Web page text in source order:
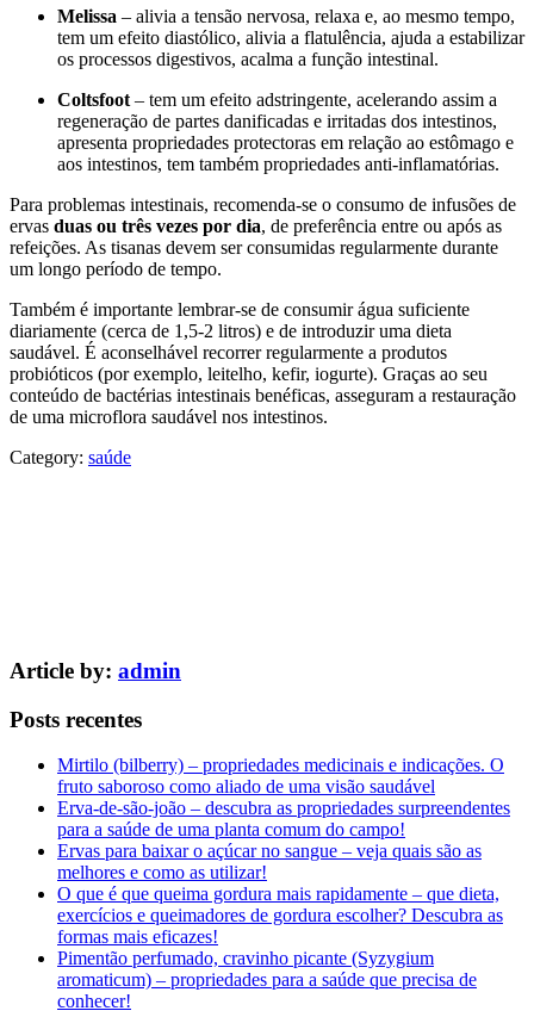
Melissa – alivia a tensão nervosa, relaxa e, ao mesmo tempo,
tem um efeito diastólico, alivia a flatulência, ajuda a estabilizar
os processos digestivos, acalma a função intestinal.
Coltsfoot – tem um efeito adstringente, acelerando assim a
regeneração de partes danificadas e irritadas dos intestinos,
apresenta propriedades protectoras em relação ao estômago e
aos intestinos, tem também propriedades anti-inflamatórias.
Para problemas intestinais, recomenda-se o consumo de infusões de
ervas duas ou três vezes por dia, de preferência entre ou após as
refeições. As tisanas devem ser consumidas regularmente durante
um longo período de tempo.
Também é importante lembrar-se de consumir água suficiente
diariamente (cerca de 1,5-2 litros) e de introduzir uma dieta
saudável. É aconselhável recorrer regularmente a produtos
probióticos (por exemplo, leitelho, kefir, iogurte). Graças ao seu
conteúdo de bactérias intestinais benéficas, asseguram a restauração
de uma microflora saudável nos intestinos.
Category: saúde
Article by: admin
Posts recentes
Mirtilo (bilberry) – propriedades medicinais e indicações. O
fruto saboroso como aliado de uma visão saudável
Erva-de-são-joão – descubra as propriedades surpreendentes
para a saúde de uma planta comum do campo!
Ervas para baixar o açúcar no sangue – veja quais são as
melhores e como as utilizar!
O que é que queima gordura mais rapidamente – que dieta,
exercícios e queimadores de gordura escolher? Descubra as
formas mais eficazes!
Pimentão perfumado, cravinho picante (Syzygium
aromaticum) – propriedades para a saúde que precisa de
conhecer!